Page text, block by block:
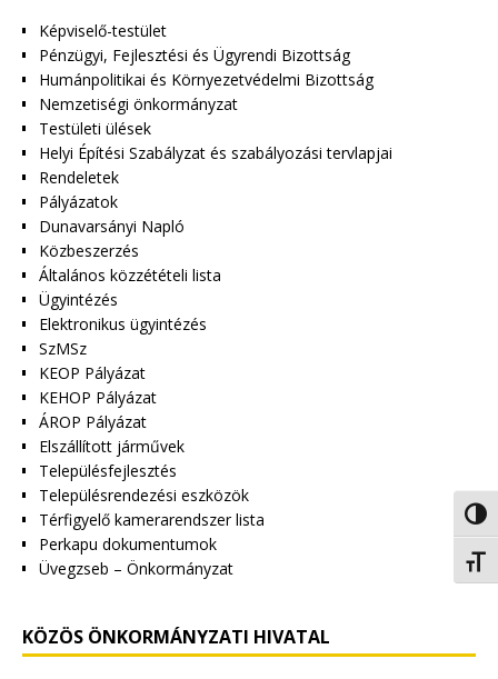
Képviselő-testület
Pénzügyi, Fejlesztési és Ügyrendi Bizottság
Humánpolitikai és Környezetvédelmi Bizottság
Nemzetiségi önkormányzat
Testületi ülések
Helyi Építési Szabályzat és szabályozási tervlapjai
Rendeletek
Pályázatok
Dunavarsányi Napló
Közbeszerzés
Általános közzétételi lista
Ügyintézés
Elektronikus ügyintézés
SzMSz
KEOP Pályázat
KEHOP Pályázat
ÁROP Pályázat
Elszállított járművek
Településfejlesztés
Településrendezési eszközök
Térfigyelő kamerarendszer lista
Perkapu dokumentumok
Üvegzseb – Önkormányzat
KÖZÖS ÖNKORMÁNYZATI HIVATAL